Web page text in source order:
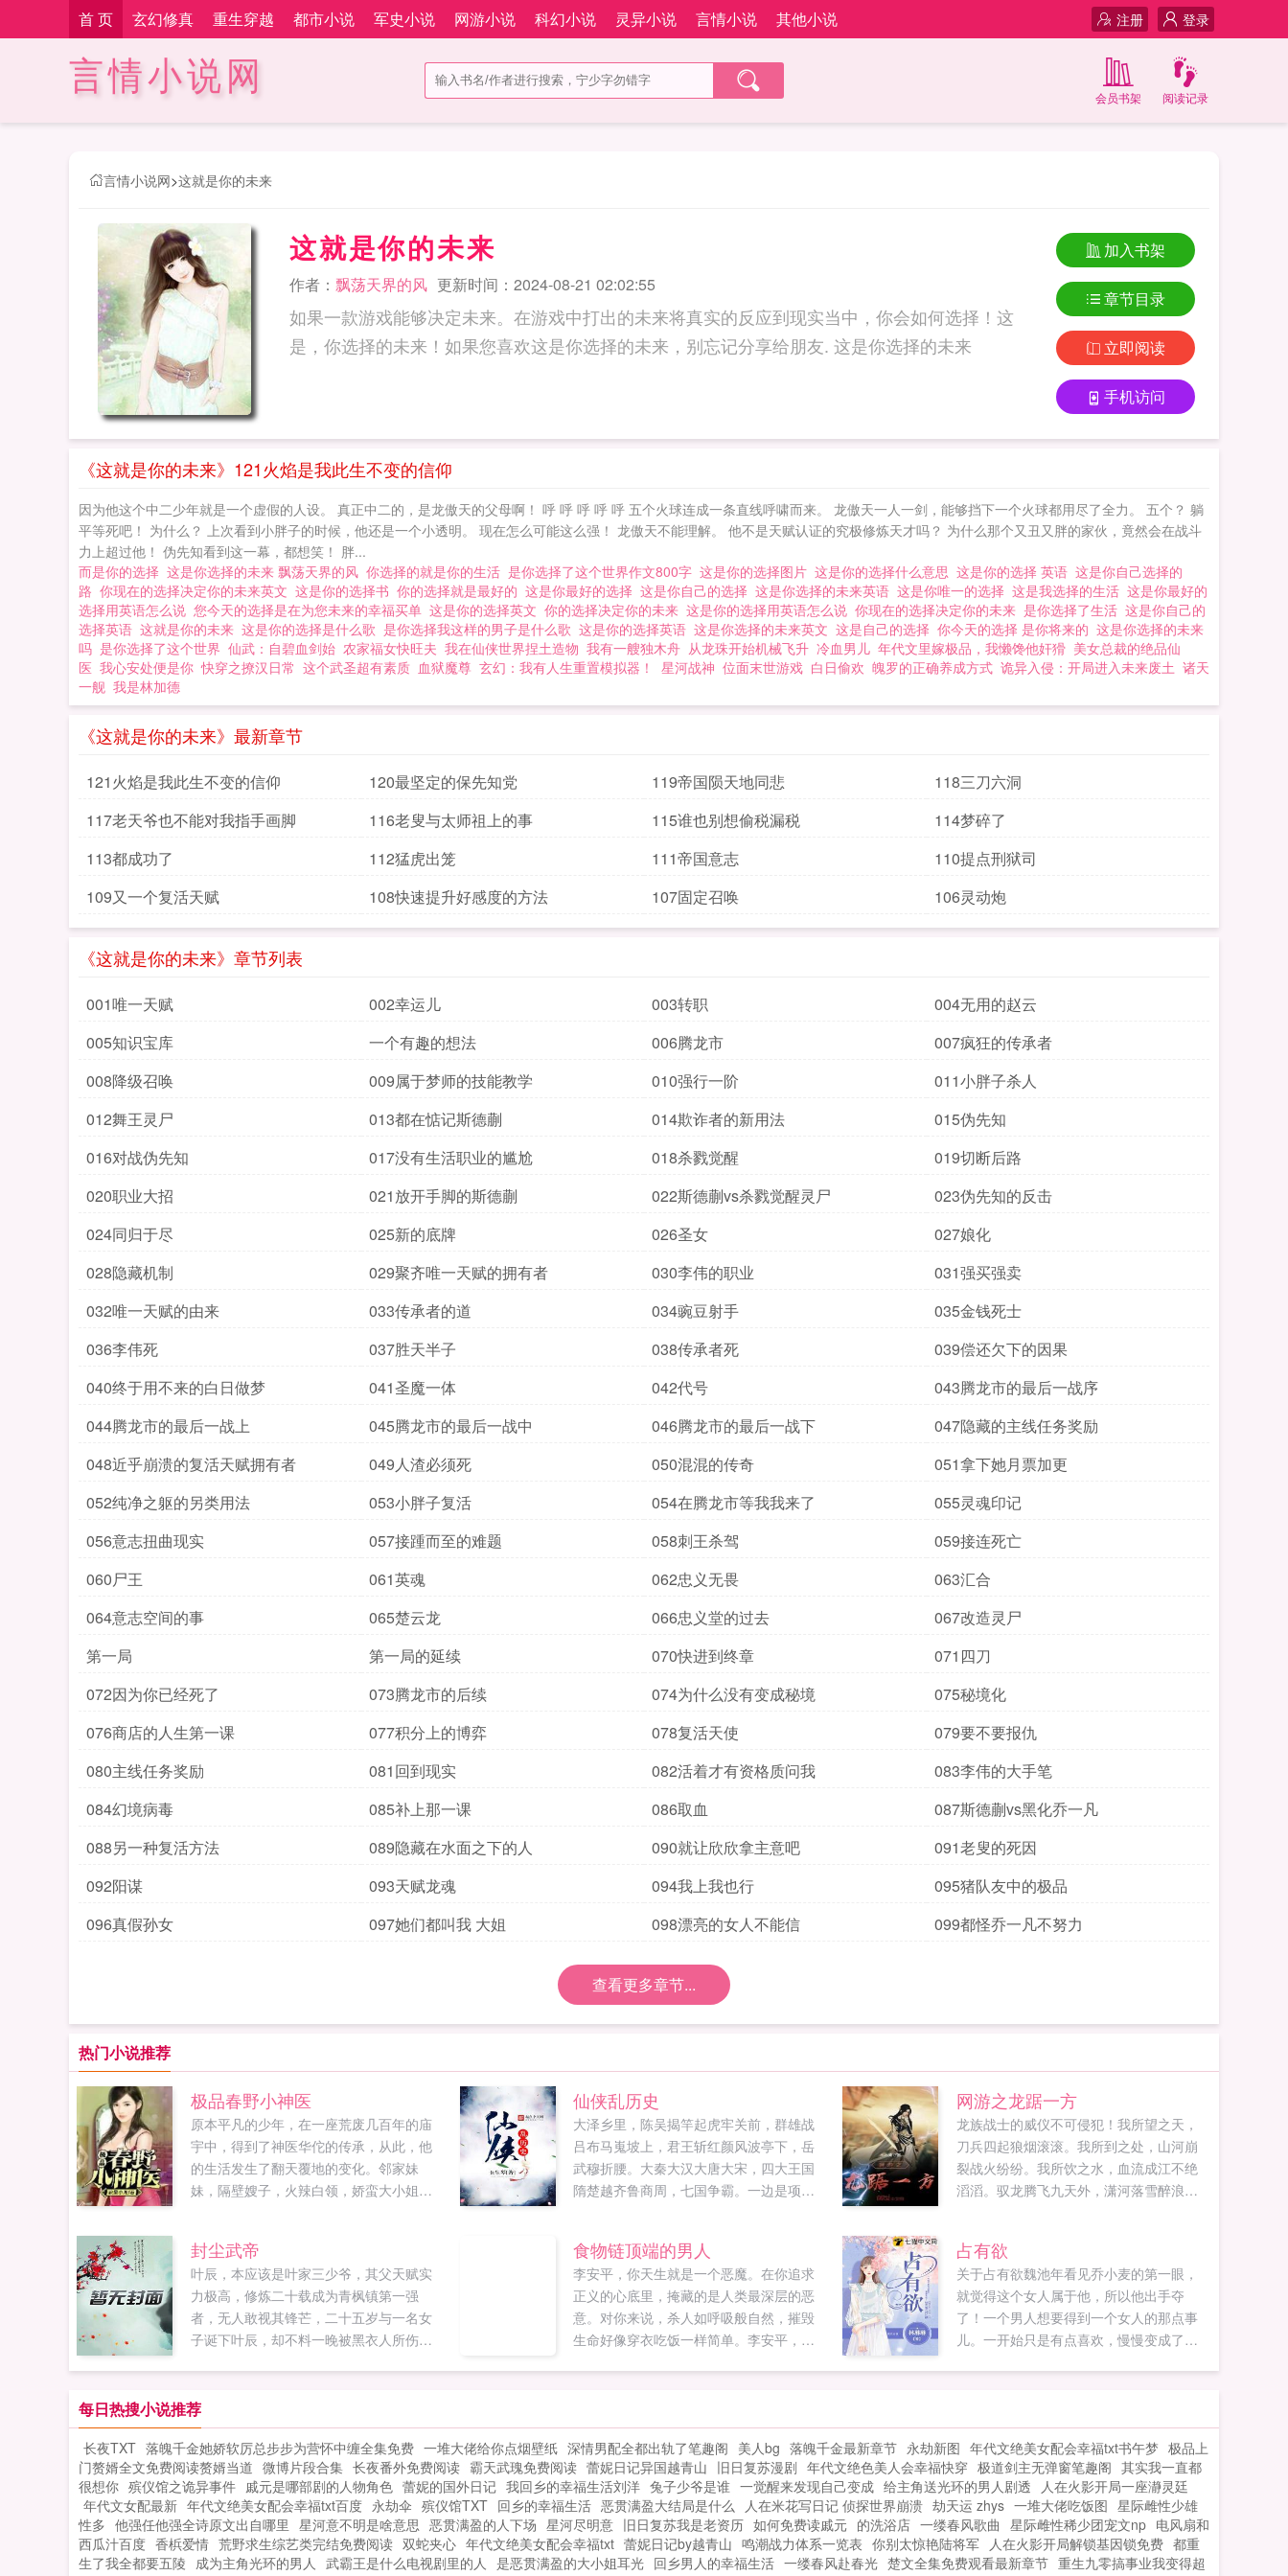
首 页 玄幻修真 重生穿越 都市小说 军史小说 网游小说 科幻小说 灵异小说 言情小说 其他小说 登录
注册
言情小说网 阅读记录
会员书架
言情小说网>这就是你的未来
这就是你的未来
作者： 飘荡天界的风 更新时间：2024-08-21 02:02:55
如果一款游戏能够决定未来。在游戏中打出的未来将真实的反应到现实当中，你会如何选择！这
是，你选择的未来！如果您喜欢这是你选择的未来，别忘记分享给朋友. 这是你选择的未来
加入书架
章节目录
立即阅读
手机访问
《这就是你的未来》121火焰是我此生不变的信仰
因为他这个中二少年就是一个虚假的人设。 真正中二的，是龙傲天的父母啊！ 呼 呼 呼 呼 呼 五个火球连成一条直线呼啸而来。 龙傲天一人一剑，能够挡下一个火球都用尽了全力。 五个？ 躺
平等死吧！ 为什么？ 上次看到小胖子的时候，他还是一个小透明。 现在怎么可能这么强！ 龙傲天不能理解。 他不是天赋认证的究极修炼天才吗？ 为什么那个又丑又胖的家伙，竟然会在战斗
力上超过他！ 伪先知看到这一幕，都想笑！ 胖...
而是你的选择 这是你选择的未来 飘荡天界的风 你选择的就是你的生活 是你选择了这个世界作文800字 这是你的选择图片 这是你的选择什么意思 这是你的选择 英语 这是你自己选择的
路 你现在的选择决定你的未来英文 这是你的选择书 你的选择就是最好的 这是你最好的选择 这是你自己的选择 这是你选择的未来英语 这是你唯一的选择 这是我选择的生活 这是你最好的
选择用英语怎么说 您今天的选择是在为您未来的幸福买单 这是你的选择英文 你的选择决定你的未来 这是你的选择用英语怎么说 你现在的选择决定你的未来 是你选择了生活 这是你自己的
选择英语 这就是你的未来 这是你的选择是什么歌 是你选择我这样的男子是什么歌 这是你的选择英语 这是你选择的未来英文 这是自己的选择 你今天的选择 是你将来的 这是你选择的未来
吗 是你选择了这个世界 仙武：自碧血剑始 农家福女快旺夫 我在仙侠世界捏土造物 我有一艘独木舟 从龙珠开始机械飞升 冷血男儿 年代文里嫁极品，我懒馋他奸猾 美女总裁的绝品仙
医 我心安处便是你 快穿之撩汉日常 这个武圣超有素质 血狱魔尊 玄幻：我有人生重置模拟器！ 星河战神 位面末世游戏 白日偷欢 魄罗的正确养成方式 诡异入侵：开局进入未来废土 诸天
一舰 我是林加德
《这就是你的未来》最新章节
121火焰是我此生不变的信仰 120最坚定的保先知党 119帝国陨天地同悲
118三刀六洞
117老天爷也不能对我指手画脚
116老叟与太师祖上的事 115谁也别想偷税漏税
114梦碎了
113都成功了
112猛虎出笼 111帝国意志
110提点刑狱司
109又一个复活天赋
108快速提升好感度的方法 107固定召唤 106灵动炮
《这就是你的未来》章节列表
001唯一天赋 002幸运儿 003转职
004无用的赵云
005知识宝库
一个有趣的想法 006腾龙市
007疯狂的传承者
008降级召唤
009属于梦师的技能教学 010强行一阶
011小胖子杀人
012舞王灵尸
013都在惦记斯德蒯 014欺诈者的新用法
015伪先知
016对战伪先知
017没有生活职业的尴尬 018杀戮觉醒
019切断后路
020职业大招
021放开手脚的斯德蒯 022斯德蒯vs杀戮觉醒灵尸
023伪先知的反击
024同归于尽
025新的底牌 026圣女
027娘化
028隐藏机制
029聚齐唯一天赋的拥有者 030李伟的职业
031强买强卖
032唯一天赋的由来
033传承者的道 034豌豆射手
035金钱死士
036李伟死
037胜天半子 038传承者死
039偿还欠下的因果
040终于用不来的白日做梦
041圣魔一体 042代号
043腾龙市的最后一战序
044腾龙市的最后一战上
045腾龙市的最后一战中 046腾龙市的最后一战下
047隐藏的主线任务奖励
048近乎崩溃的复活天赋拥有者
049人渣必须死 050混混的传奇
051拿下她月票加更
052纯净之躯的另类用法
053小胖子复活 054在腾龙市等我我来了
055灵魂印记
056意志扭曲现实
057接踵而至的难题 058刺王杀驾
059接连死亡
060尸王
061英魂 062忠义无畏
063汇合
064意志空间的事
065楚云龙 066忠义堂的过去
067改造灵尸
第一局
第一局的延续 070快进到终章
071四刀
072因为你已经死了
073腾龙市的后续 074为什么没有变成秘境
075秘境化
076商店的人生第一课
077积分上的博弈 078复活天使
079要不要报仇
080主线任务奖励
081回到现实 082活着才有资格质问我
083李伟的大手笔
084幻境病毒
085补上那一课 086取血
087斯德蒯vs黑化乔一凡
088另一种复活方法
089隐藏在水面之下的人 090就让欣欣拿主意吧
091老叟的死因
092阳谋
093天赋龙魂 094我上我也行
095猪队友中的极品
096真假孙女
097她们都叫我 大姐 098漂亮的女人不能信 099都怪乔一凡不努力
查看更多章节...
热门小说推荐
极品春野小神医
原本平凡的少年，在一座荒废几百年的庙
宇中，得到了神医华佗的传承，从此，他
的生活发生了翻天覆地的变化。邻家妹
妹，隔壁嫂子，火辣白领，娇蛮大小姐，
仙侠乱历史
大泽乡里，陈吴揭竿起虎牢关前，群雄战
吕布马嵬坡上，君王斩红颜风波亭下，岳
武穆折腰。大秦大汉大唐大宋，四大王国
隋楚越齐鲁商周，七国争霸。一边是项羽
部无所不知的神奇史书，又能在这同样神
奇的天地中，搅起怎样的风云呢？这部史
书...
网游之龙踞一方
龙族战士的威仪不可侵犯！我所望之天，
刀兵四起狼烟滚滚。我所到之处，山河崩
裂战火纷纷。我所饮之水，血流成江不绝
滔滔。驭龙腾飞九天外，潇河落雪醉浪
人生如梦。qq交流群92395355如果您喜欢
网游之龙踞一方，别忘记分享给朋友...
封尘武帝
叶辰，本应该是叶家三少爷，其父天赋实
力极高，修炼二十载成为青枫镇第一强
者，无人敢视其锋芒，二十五岁与一名女
子诞下叶辰，却不料一晚被黑衣人所伤，
开启武脉，无法吸收灵气，被视为练武废
材，受尽外族冷落欺凌，本是平凡，屡得
造化，美人倾心，逆天改命！如果您喜欢
封尘武帝，别忘记分享给朋友...
食物链顶端的男人
李安平，你天生就是一个恶魔。在你追求
正义的心底里，掩藏的是人类最深层的恶
意。对你来说，杀人如呼吸般自然，摧毁
生命好像穿衣吃饭一样简单。李安平，这
的恶魔，创世纪的统治者。李安平，这个
处在食物链顶端的男人...
占有欲
关于占有欲魏池年看见乔小麦的第一眼，
就觉得这个女人属于他，所以他出手夺
了！一个男人想要得到一个女人的那点事
儿。一开始只是有点喜欢，慢慢变成了想
每日热搜小说推荐
长夜TXT 落魄千金她娇软厉总步步为营怀中缠全集免费 一堆大佬给你点烟壁纸 深情男配全都出轨了笔趣阁 美人bg 落魄千金最新章节 永劫新图 年代文绝美女配会幸福txt书午梦 极品上
门赘婿全文免费阅读赘婿当道 微博片段合集 长夜番外免费阅读 霸天武瑰免费阅读 蕾妮日记异国越青山 旧日复苏漫剧 年代文绝色美人会幸福快穿 极道剑主无弹窗笔趣阁 其实我一直都
很想你 殡仪馆之诡异事件 戚元是哪部剧的人物角色 蕾妮的国外日记 我回乡的幸福生活刘洋 兔子少爷是谁 一觉醒来发现自己变成 给主角送光环的男人剧透
人在火影开局一座瀞灵廷
年代文女配最新 年代文绝美女配会幸福txt百度 永劫伞 殡仪馆TXT 回乡的幸福生活 恶贯满盈大结局是什么 人在米花写日记 侦探世界崩溃 劫天运 zhys 一堆大佬吃饭图 星际雌性少雄
性多 他强任他强全诗原文出自哪里 星河意不明是啥意思 恶贯满盈的人下场 星河尽明意 旧日复苏我是老资历 如何免费读戚元 的洗浴店 一缕春风歌曲 星际雌性稀少团宠文np 电风扇和
西瓜汁百度 香梹爱情 荒野求生综艺类完结免费阅读 双蛇夹心 年代文绝美女配会幸福txt 蕾妮日记by越青山 鸣潮战力体系一览表 你别太惊艳陆将军 人在火影开局解锁基因锁免费 都重
生了我全都要五陵 成为主角光环的男人 武霸王是什么电视剧里的人 是恶贯满盈的大小姐耳光 回乡男人的幸福生活 一缕春风赴春光 楚文全集免费观看最新章节 重生九零搞事业我变得超